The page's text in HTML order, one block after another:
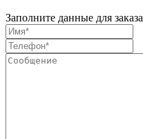
Заполните данные для заказа